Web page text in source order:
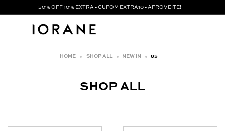
50% OFF 10% EXTRA • CUPOM EXTRA10 • APROVEITE!
SHOP ALL NEW IN 85
SHOP ALL